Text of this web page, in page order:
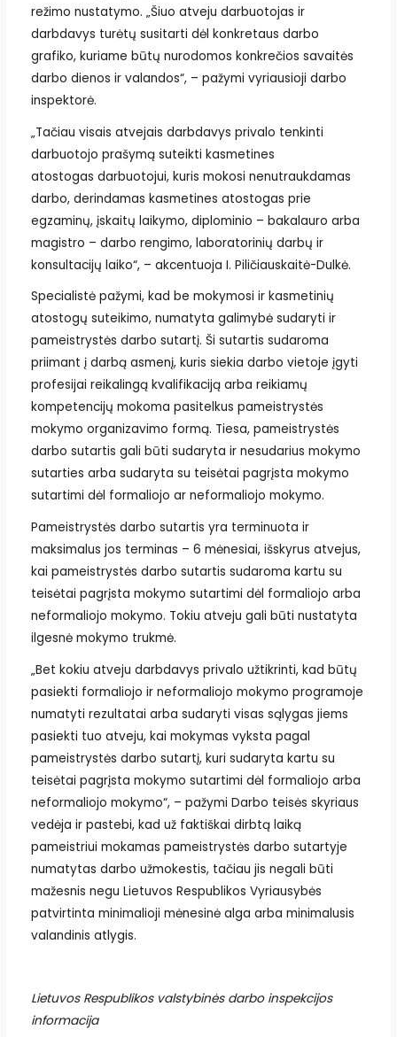
režimo nustatymo. „Šiuo atveju darbuotojas ir
darbdavys turėtų susitarti dėl konkretaus darbo
grafiko, kuriame būtų nurodomos konkrečios savaitės
darbo dienos ir valandos“, – pažymi vyriausioji darbo
inspektorė.
„Tačiau visais atvejais darbdavys privalo tenkinti
darbuotojo prašymą suteikti kasmetines
atostogas darbuotojui, kuris mokosi nenutraukdamas
darbo, derindamas kasmetines atostogas prie
egzaminų, įskaitų laikymo, diplominio – bakalauro arba
magistro – darbo rengimo, laboratorinių darbų ir
konsultacijų laiko“, – akcentuoja I. Piličiauskaitė-Dulkė.
Specialistė pažymi, kad be mokymosi ir kasmetinių
atostogų suteikimo, numatyta galimybė sudaryti ir
pameistrystės darbo sutartį. Ši sutartis sudaroma
priimant į darbą asmenį, kuris siekia darbo vietoje įgyti
profesijai reikalingą kvalifikaciją arba reikiamų
kompetencijų mokoma pasitelkus pameistrystės
mokymo organizavimo formą. Tiesa, pameistrystės
darbo sutartis gali būti sudaryta ir nesudarius mokymo
sutarties arba sudaryta su teisėtai pagrįsta mokymo
sutartimi dėl formaliojo ar neformaliojo mokymo.
Pameistrystės darbo sutartis yra terminuota ir
maksimalus jos terminas – 6 mėnesiai, išskyrus atvejus,
kai pameistrystės darbo sutartis sudaroma kartu su
teisėtai pagrįsta mokymo sutartimi dėl formaliojo arba
neformaliojo mokymo. Tokiu atveju gali būti nustatyta
ilgesnė mokymo trukmė.
„Bet kokiu atveju darbdavys privalo užtikrinti, kad būtų
pasiekti formaliojo ir neformaliojo mokymo programoje
numatyti rezultatai arba sudaryti visas sąlygas jiems
pasiekti tuo atveju, kai mokymas vyksta pagal
pameistrystės darbo sutartį, kuri sudaryta kartu su
teisėtai pagrįsta mokymo sutartimi dėl formaliojo arba
neformaliojo mokymo“, – pažymi Darbo teisės skyriaus
vedėja ir pastebi, kad už faktiškai dirbtą laiką
pameistriui mokamas pameistrystės darbo sutartyje
numatytas darbo užmokestis, tačiau jis negali būti
mažesnis negu Lietuvos Respublikos Vyriausybės
patvirtinta minimalioji mėnesinė alga arba minimalusis
valandinis atlygis.
Lietuvos Respublikos valstybinės darbo inspekcijos
informacija